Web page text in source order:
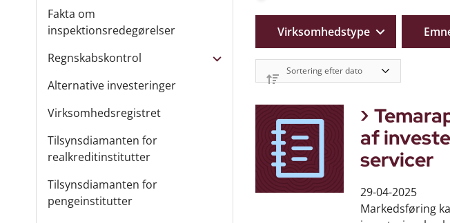
Fakta om
inspektionsredegørelser
Regnskabskontrol
Alternative investeringer
Virksomhedsregistret
Tilsynsdiamanten for
realkreditinstitutter
Tilsynsdiamanten for
pengeinstitutter
Virksomhedstype
af
servicer
29-04-2025
Markedsføring